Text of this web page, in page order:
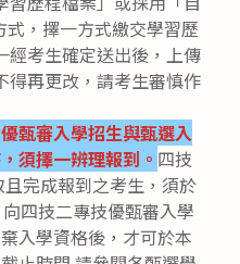
，擇一方式繳交學習歷
經考生確定送出後，上傳
得再更改，請考生審慎作
甄審入學招生與甄選入
須擇一辨理報到。 四技
完成報到之考生，須於
四技二專技優甄審入學
入學資格後，才可於本